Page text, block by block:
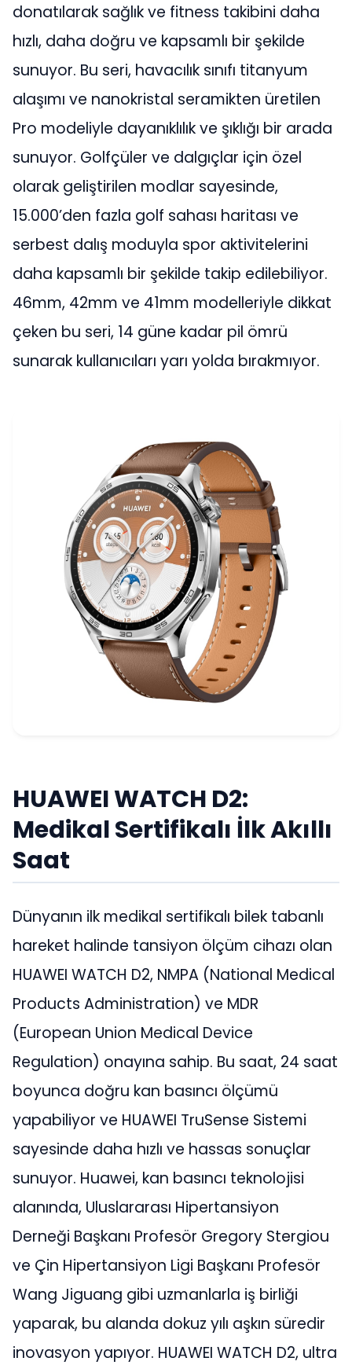
donatılarak sağlık ve fitness takibini daha
hızlı, daha doğru ve kapsamlı bir şekilde
sunuyor. Bu seri, havacılık sınıfı titanyum
alaşımı ve nanokristal seramikten üretilen
Pro modeliyle dayanıklılık ve şıklığı bir arada
sunuyor. Golfçüler ve dalgıçlar için özel
olarak geliştirilen modlar sayesinde,
15.000’den fazla golf sahası haritası ve
serbest dalış moduyla spor aktivitelerini
daha kapsamlı bir şekilde takip edilebiliyor.
46mm, 42mm ve 41mm modelleriyle dikkat
çeken bu seri, 14 güne kadar pil ömrü
sunarak kullanıcıları yarı yolda bırakmıyor.
HUAWEI WATCH D2:
Medikal Sertifikalı İlk Akıllı
Saat
Dünyanın ilk medikal sertifikalı bilek tabanlı
hareket halinde tansiyon ölçüm cihazı olan
HUAWEI WATCH D2, NMPA (National Medical
Products Administration) ve MDR
(European Union Medical Device
Regulation) onayına sahip. Bu saat, 24 saat
boyunca doğru kan basıncı ölçümü
yapabiliyor ve HUAWEI TruSense Sistemi
sayesinde daha hızlı ve hassas sonuçlar
sunuyor. Huawei, kan basıncı teknolojisi
alanında, Uluslararası Hipertansiyon
Derneği Başkanı Profesör Gregory Stergiou
ve Çin Hipertansiyon Ligi Başkanı Profesör
Wang Jiguang gibi uzmanlarla iş birliği
yaparak, bu alanda dokuz yılı aşkın süredir
inovasyon yapıyor. HUAWEI WATCH D2, ultra